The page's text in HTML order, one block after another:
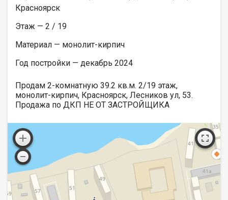
Красноярск
Этаж — 2 / 19
Материал — монолит-кирпич
Год постройки — декабрь 2024
Продам 2-комнатную 39.2 кв.м. 2/19 этаж,
монолит-кирпич, Красноярск, Лесников ул, 53.
Продажа по ДКП НЕ ОТ ЗАСТРОЙЩИКА